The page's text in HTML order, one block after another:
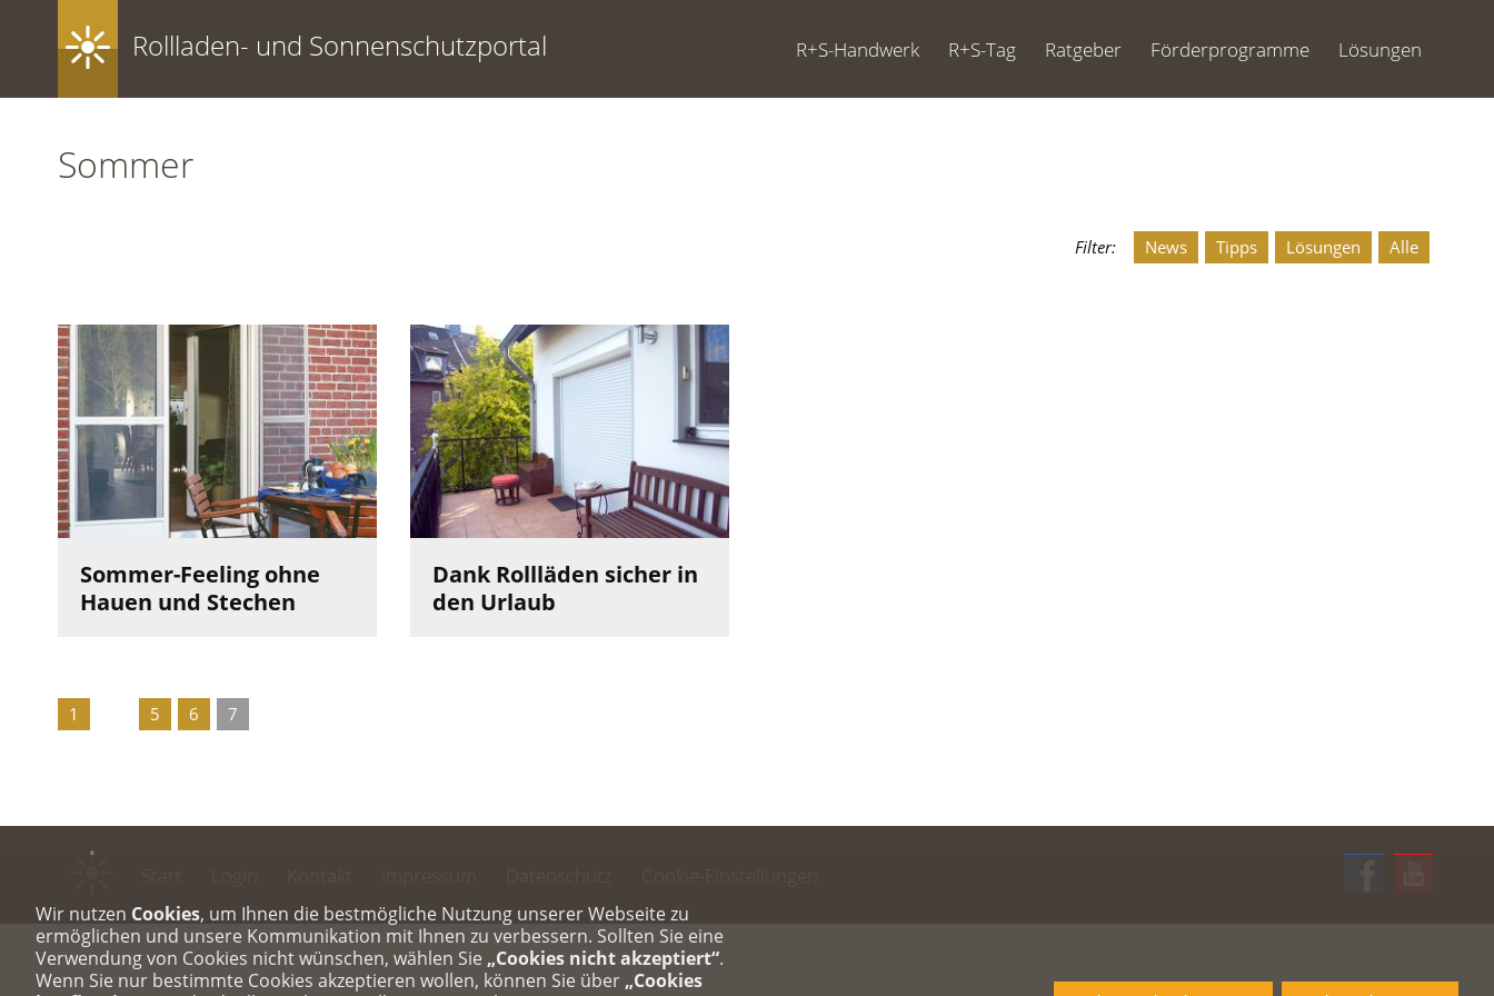
Rollladen- und Sonnenschutzportal R+S-Handwerk R+S-Tag Ratgeber Förderprogramme Lösungen
Sommer
Filter: News Tipps Lösungen Alle
Sommer-Feeling ohne
Hauen und Stechen
Dank Rollläden sicher in
den Urlaub
1 5 6 7
Wir nutzen Cookies, um Ihnen die bestmögliche Nutzung unserer Webseite zu
ermöglichen und unsere Kommunikation mit Ihnen zu verbessern. Sollten Sie eine
Verwendung von Cookies nicht wünschen, wählen Sie „Cookies nicht akzeptiert“.
Wenn Sie nur bestimmte Cookies akzeptieren wollen, können Sie über „Cookies